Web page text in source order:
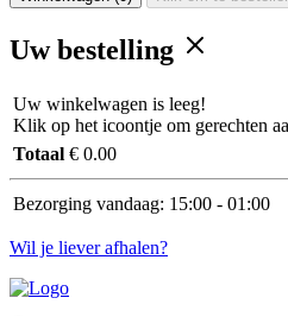
Uw bestelling
Uw winkelwagen is leeg!
Klik op het icoontje om gerechten
Totaal € 0.00
Bezorging vandaag: 15:00 - 01:00
Wil je liever afhalen?